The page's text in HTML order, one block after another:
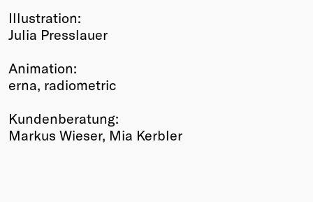
Illustration:
Julia Presslauer
Animation:
erna, radiometric
Kundenberatung:
Markus Wieser, Mia Kerbler